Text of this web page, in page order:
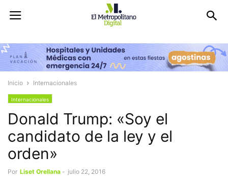
Inicio Internacionales
Internacionales
Donald Trump: «Soy el
candidato de la ley y el
orden»
Por Liset Orellana - julio 22, 2016